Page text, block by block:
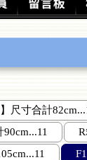
尺寸合計